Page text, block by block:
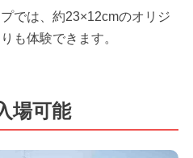
では、約23×12cmのオリジ
も体験できます。
場可能